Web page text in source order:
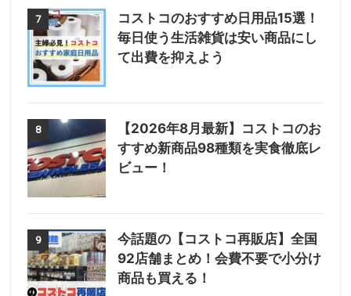
7
コストコのおすすめ日用品15選！
毎日使う生活雑貨は安い商品にし
て出費を抑えよう
8
【2026年8月最新】コストコのお
すすめ新商品98種類を実食徹底レ
ビュー！
9
今話題の【コストコ再販店】全国
92店舗まとめ！会費不要で小分け
商品も買える！